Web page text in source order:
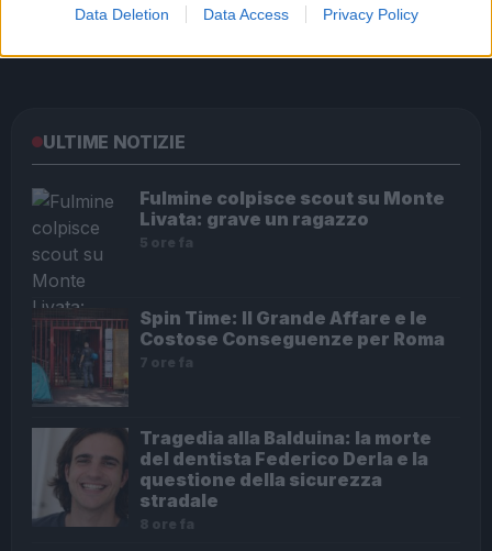
Data Deletion Data Access Privacy Policy
Raggi, stanziati 300mila euro per riqualificare
ULTIME NOTIZIE
Fulmine colpisce scout su Monte
Livata: grave un ragazzo
5 ore fa
Spin Time: Il Grande Affare e le
Costose Conseguenze per Roma
7 ore fa
Tragedia alla Balduina: la morte
del dentista Federico Derla e la
questione della sicurezza
stradale
8 ore fa